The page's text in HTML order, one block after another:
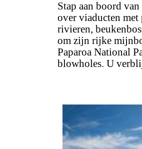
Stap aan boord
over viaducten met
rivieren,
om zijn rijke
Paparoa National
blowholes. U